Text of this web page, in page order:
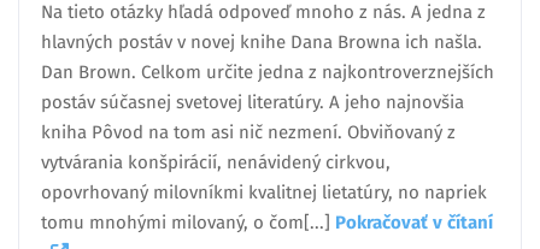
Na tieto otázky hľadá odpoveď mnoho z nás. A jedna z
hlavných postáv v novej knihe Dana Browna ich našla.
Dan Brown. Celkom určite jedna z najkontroverznejších
postáv súčasnej svetovej literatúry. A jeho najnovšia
kniha Pôvod na tom asi nič nezmení. Obviňovaný z
vytvárania konšpirácií, nenávidený cirkvou,
opovrhovaný milovníkmi kvalitnej lietatúry, no napriek
tomu mnohými milovaný, o čom[...] Pokračovať v čítaní